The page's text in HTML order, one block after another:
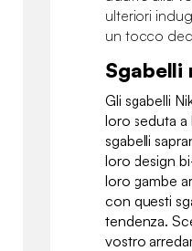
ulteriori
un tocco
Sgabelli
Gli sgabelli
loro seduta a
sgabelli
loro design
loro gambe
con questi
tendenza.
vostro